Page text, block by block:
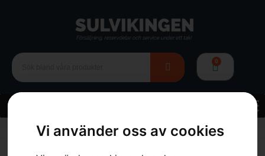
Vi använder oss av cookies
0
»Webbutik»Reservdelar & tillbehör »för batteriprodukter